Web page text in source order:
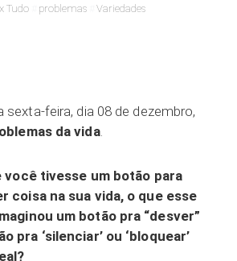
Tudo problemas Variedades
sexta-feira, dia 08 de dezembro,
da vida.
você tivesse um botão para
coisa na sua vida, o que esse
um botão pra “desver”
pra ‘silenciar’ ou ‘bloquear’